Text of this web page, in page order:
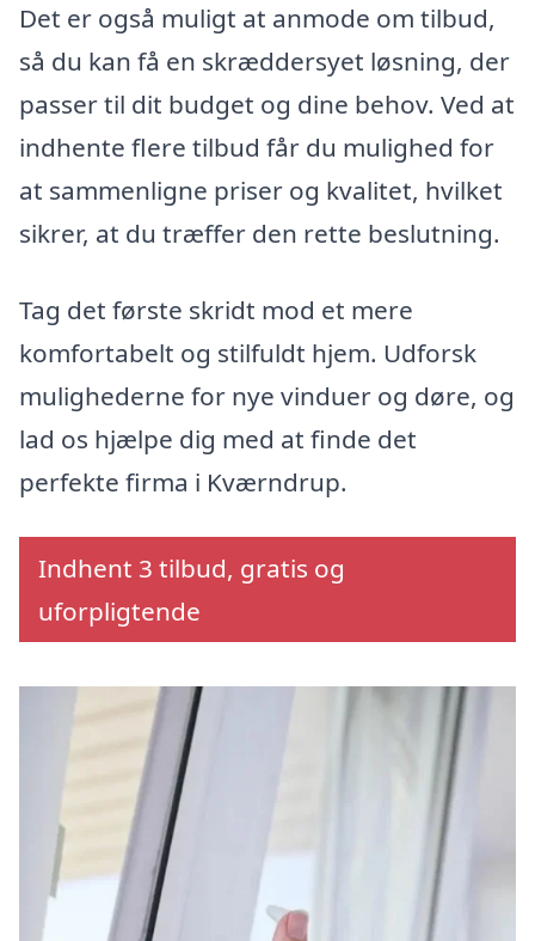
Det er også muligt at anmode om tilbud,
så du kan få en skræddersyet løsning, der
passer til dit budget og dine behov. Ved at
indhente flere tilbud får du mulighed for
at sammenligne priser og kvalitet, hvilket
sikrer, at du træffer den rette beslutning.
Tag det første skridt mod et mere
komfortabelt og stilfuldt hjem. Udforsk
mulighederne for nye vinduer og døre, og
lad os hjælpe dig med at finde det
perfekte firma i Kværndrup.
Indhent 3 tilbud, gratis og
uforpligtende